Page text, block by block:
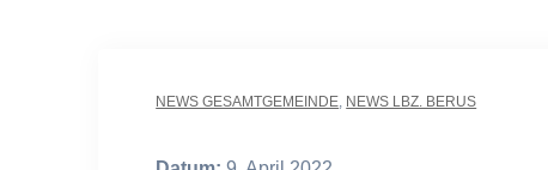
NEWS GESAMTGEMEINDE NEWS LBZ. BERUS